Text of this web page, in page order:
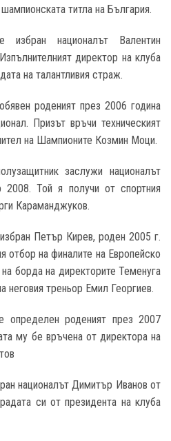
титла на България.
националът Валентин
директор на клуба
на талантливия страж.
роденият през 2006 година
Призът връчи техническият
на Шампионите Козмин Моци.
заслужи националът
2008. Той я получи от спортния
Караманджуков.
Петър Кирев, роден 2005 г.
отбор на финалите на Европейско
борда на директорите Теменуга
неговия треньор Емил Георгиев.
роденият през 2007
му бе връчена от директора на
националът Димитър Иванов от
си от президента на клуба